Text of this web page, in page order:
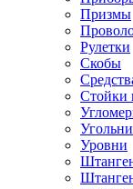
Призмы
Рулетки
Скобы
Стойки
Уровни